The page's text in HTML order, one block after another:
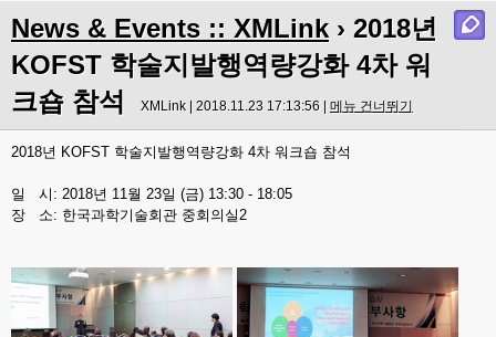
News & Events :: XMLink › 2018년
KOFST 학술지발행역량강화 4차 워
크숍 참석
XMLink | 2018.11.23 17:13:56 | 메뉴 건너뛰기
2018년 KOFST 학술지발행역량강화 4차 워크숍 참석
일 시: 2018년 11월 23일 (금) 13:30 - 18:05
장 소: 한국과학기술회관 중회의실2